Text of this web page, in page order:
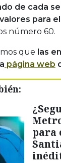
de cada
para
número 60.
que las
página web
para